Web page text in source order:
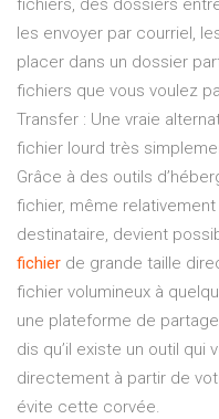
fichiers, des dossiers
les envoyer par courriel,
placer dans un dossier
fichiers que vous voulez
Transfer : Une vraie
fichier lourd très
Grâce à des outils
fichier, même
destinataire, devient
fichier de grande taille
fichier volumineux à
une plateforme de
dis qu’il existe un outil qui
directement à partir de
évite cette corvée.